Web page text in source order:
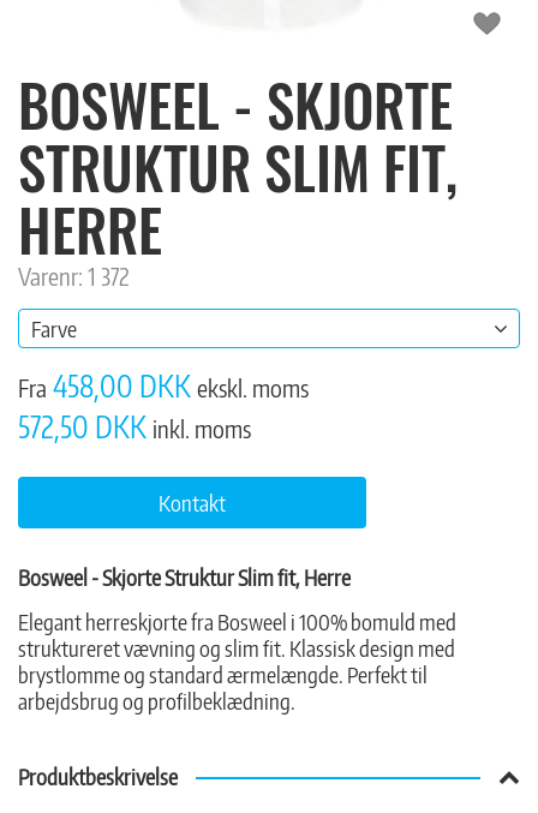
BOSWEEL - SKJORTE
STRUKTUR SLIM FIT,
HERRE
Varenr: 1 372
Farve
Fra 458,00 DKK ekskl. moms
572,50 DKK inkl. moms
Kontakt
Bosweel - Skjorte Struktur Slim fit, Herre
Elegant herreskjorte fra Bosweel i 100% bomuld med
struktureret vævning og slim fit. Klassisk design med
brystlomme og standard ærmelængde. Perfekt til
arbejdsbrug og profilbeklædning.
Produktbeskrivelse